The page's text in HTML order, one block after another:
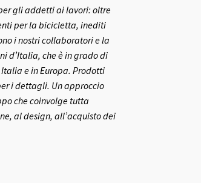
gli addetti ai lavori: oltre
per la bicicletta, inediti
i nostri collaboratori e la
d’Italia, che è in grado di
e in Europa. Prodotti
i dettagli. Un approccio
che coinvolge tutta
al design, all’acquisto dei